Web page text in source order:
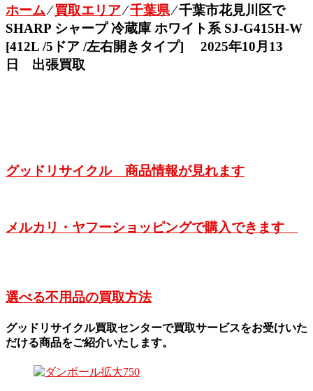
ホーム⁄買取エリア⁄千葉県⁄千葉市花見川区で
SHARP シャープ 冷蔵庫 ホワイト系 SJ-G415H-W
[412L /5ドア /左右開きタイプ] 2025年10月13
日 出張買取
グッドリサイクル 商品情報が見れます
メルカリ・ヤフーショッピングで購入できます
選べる不用品の買取方法
グッドリサイクル買取センターで買取サービスをお受けいた
だける商品をご紹介いたします。